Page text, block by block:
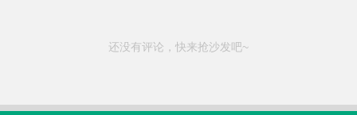
还没有评论，快来抢沙发吧~